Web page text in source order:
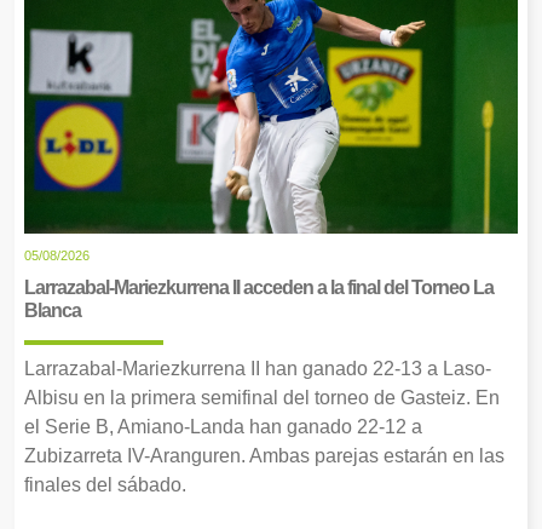
05/08/2026
Larrazabal-Mariezkurrena II acceden a la final del Torneo La
Blanca
Larrazabal-Mariezkurrena II han ganado 22-13 a Laso-
Albisu en la primera semifinal del torneo de Gasteiz. En
el Serie B, Amiano-Landa han ganado 22-12 a
Zubizarreta IV-Aranguren. Ambas parejas estarán en las
finales del sábado.